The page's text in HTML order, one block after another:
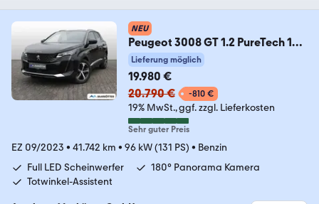
NEU
Peugeot 3008 GT 1.2 PureTech 130
AHK/ACC/BLIS/CAM/GARAN
Lieferung möglich
19.980 €
20.790 €
-810 €
19% MwSt. ggf. zzgl. Lieferkosten
Sehr guter Preis
EZ 09/2023 • 41.742 km • 96 kW (131 PS) • Benzin
Full LED Scheinwerfer
180° Panorama Kamera
Totwinkel-Assistent